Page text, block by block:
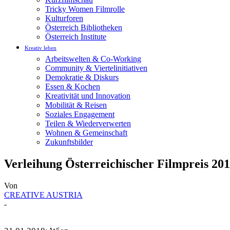
Tricky Women Filmrolle
Kulturforen
Österreich Bibliotheken
Österreich Institute
Kreativ leben
Arbeitswelten & Co-Working
Community & Viertelinitiativen
Demokratie & Diskurs
Essen & Kochen
Kreativität und Innovation
Mobilität & Reisen
Soziales Engagement
Teilen & Wiederverwerten
Wohnen & Gemeinschaft
Zukunftsbilder
Verleihung Österreichischer Filmpreis
Von
CREATIVE AUSTRIA
-